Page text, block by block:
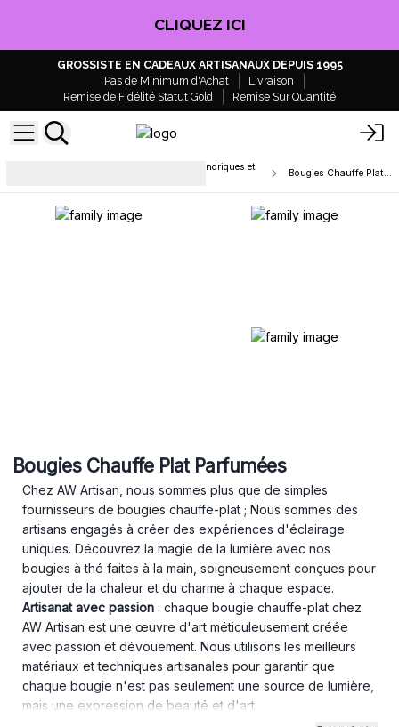
CLIQUEZ ICI
GROSSISTE EN CADEAUX ARTISANAUX DEPUIS 1995
Pas de Minimum d'Achat
Livraison
Remise de Fidélité Statut Gold
Remise Sur Quantité
Bougies pour le dîner, bougies cylindriques et
Bougies Chauffe Plat Parfumées
Bougies Chauffe Plat Parfumées
Chez AW Artisan, nous sommes plus que de simples
fournisseurs de bougies chauffe-plat ; Nous sommes des
artisans engagés à créer des expériences d'éclairage
uniques. Découvrez la magie de la lumière avec nos
bougies à thé faites à la main, soigneusement conçues pour
ajouter de la chaleur et du charme à chaque espace.
Artisanat avec passion: chaque bougie chauffe-plat chez
AW Artisan est une œuvre d'art méticuleusement créée
avec passion et dévouement. Nous utilisons les meilleurs
matériaux et techniques artisanales pour garantir que
chaque bougie n'est pas seulement une source de lumière,
mais une expression de beauté et d'art.